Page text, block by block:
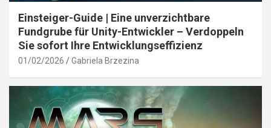
Einsteiger-Guide | Eine unverzichtbare
Fundgrube für Unity-Entwickler – Verdoppeln
Sie sofort Ihre Entwicklungseffizienz
01/02/2026 Gabriela Brzezina